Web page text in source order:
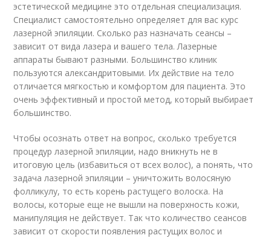
эстетической медицине это отдельная специализация.
Специалист самостоятельно определяет для вас курс
лазерной эпиляции. Сколько раз назначать сеансы –
зависит от вида лазера и вашего тела. Лазерные
аппараты бывают разными. Большинство клиник
пользуются александритовыми. Их действие на тело
отличается мягкостью и комфортом для пациента. Это
очень эффективный и простой метод, который выбирает
большинство.
Чтобы осознать ответ на вопрос, сколько требуется
процедур лазерной эпиляции, надо вникнуть не в
итоговую цель (избавиться от всех волос), а понять, что
задача лазерной эпиляции – уничтожить волосяную
фолликулу, то есть корень растущего волоска. На
волосы, которые еще не вышли на поверхность кожи,
манипуляция не действует. Так что количество сеансов
зависит от скорости появления растущих волос и